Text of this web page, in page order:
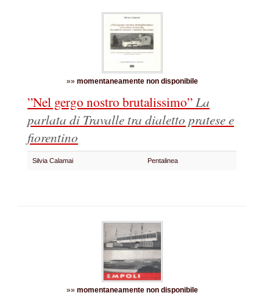
»» momentaneamente non disponibile
”Nel gergo nostro brutalissimo”La
parlata di Travalle tra dialetto pratese e
fiorentino
Silvia Calamai Pentalinea
»» momentaneamente non disponibile